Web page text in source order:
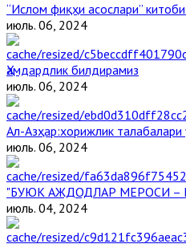
“Ислом фиқҳи асослари”
июль. 06, 2024
Ҳамдардлик билдирамиз
июль. 06, 2024
Aл-Aзҳар:хорижлик
июль. 06, 2024
"БУЮК АЖДОДЛАР МЕРОСИ –
июль. 04, 2024